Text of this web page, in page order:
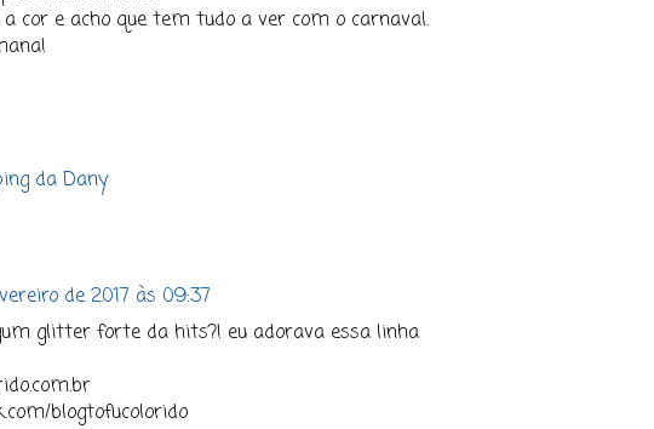
cor e acho que tem tudo a ver com o carnaval.
da Dany
de 2017 às 09:37
glitter forte da hits?! eu adorava essa linha
blogtofucolorido